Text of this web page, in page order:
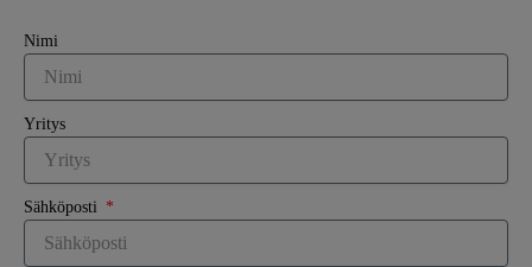
Nimi
Yritys
Sähköposti